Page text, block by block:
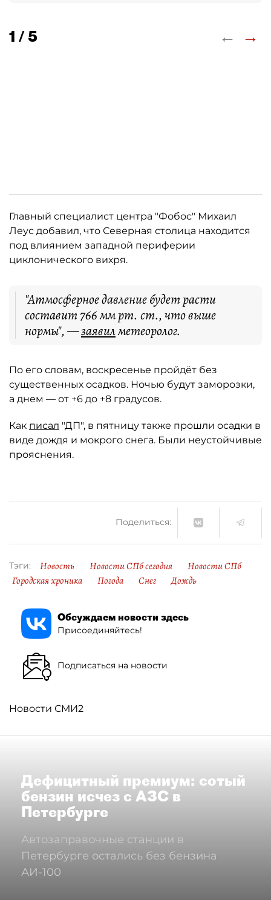
1 / 5 ← →
Главный специалист центра "Фобос" Михаил
Леус добавил, что Северная столица находится
под влиянием западной периферии
циклонического вихря.
"Атмосферное давление будет расти
составит 766 мм рт. ст., что выше
нормы", —заявилметеоролог.
По его словам, воскресенье пройдёт без
существенных осадков. Ночью будут заморозки,
а днем — от +6 до +8 градусов.
Как писал "ДП", в пятницу также прошли осадки в
виде дождя и мокрого снега. Были неустойчивые
прояснения.
Поделиться:
Тэги: Новость Новости СПб сегодня
Новости СПб
Городская хроника
Погода Снег Дождь
Обсуждаем новости здесь
Присоединяйтесь!
Подписаться на новости
Новости СМИ2
Дефицитный премиум: сотый
бензин исчез с АЗС в
Петербурге
Автозаправочные станции в
Петербурге остались без бензина
АИ-100